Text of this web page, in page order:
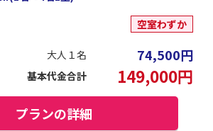
空室わずか
大人１名 74,500円
基本代金合計 149,000円
プランの詳細